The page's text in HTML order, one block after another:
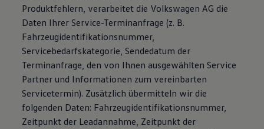
Produktfehlern, verarbeitet die Volkswagen AG die
Daten Ihrer Service-Terminanfrage (z. B.
Fahrzeugidentifikationsnummer,
Servicebedarfskategorie, Sendedatum der
Terminanfrage, den von Ihnen ausgewählten Service
Partner und Informationen zum vereinbarten
Servicetermin). Zusätzlich übermitteln wir die
folgenden Daten: Fahrzeugidentifikationsnummer,
Zeitpunkt der Leadannahme, Zeitpunkt der